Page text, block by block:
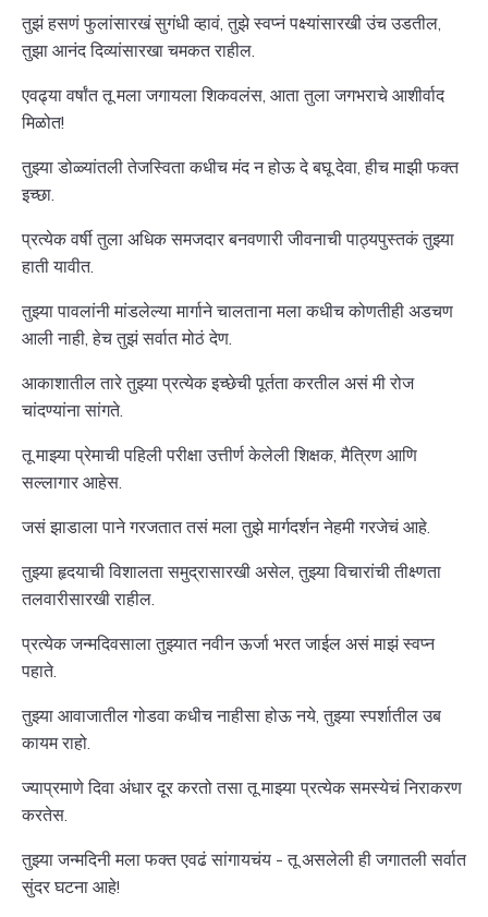
तुझं हसणं फुलांसारखं सुगंधी व्हावं, तुझे स्वप्नं पक्ष्यांसारखी उंच उडतील,
तुझा आनंद दिव्यांसारखा चमकत राहील.
एवढ्या वर्षांत तू मला जगायला शिकवलंस, आता तुला जगभराचे आशीर्वाद
मिळोत!
तुझ्या डोळ्यांतली तेजस्विता कधीच मंद न होऊ दे बघू देवा, हीच माझी फक्त
इच्छा.
प्रत्येक वर्षी तुला अधिक समजदार बनवणारी जीवनाची पाठ्यपुस्तकं तुझ्या
हाती यावीत.
तुझ्या पावलांनी मांडलेल्या मार्गाने चालताना मला कधीच कोणतीही अडचण
आली नाही, हेच तुझं सर्वात मोठं देण.
आकाशातील तारे तुझ्या प्रत्येक इच्छेची पूर्तता करतील असं मी रोज
चांदण्यांना सांगते.
तू माझ्या प्रेमाची पहिली परीक्षा उत्तीर्ण केलेली शिक्षक, मैत्रिण आणि
सल्लागार आहेस.
जसं झाडाला पाने गरजतात तसं मला तुझे मार्गदर्शन नेहमी गरजेचं आहे.
तुझ्या हृदयाची विशालता समुद्रासारखी असेल, तुझ्या विचारांची तीक्ष्णता
तलवारीसारखी राहील.
प्रत्येक जन्मदिवसाला तुझ्यात नवीन ऊर्जा भरत जाईल असं माझं स्वप्न
पहाते.
तुझ्या आवाजातील गोडवा कधीच नाहीसा होऊ नये, तुझ्या स्पर्शातील उब
कायम राहो.
ज्याप्रमाणे दिवा अंधार दूर करतो तसा तू माझ्या प्रत्येक समस्येचं निराकरण
करतेस.
तुझ्या जन्मदिनी मला फक्त एवढं सांगायचंय - तू असलेली ही जगातली सर्वात
सुंदर घटना आहे!